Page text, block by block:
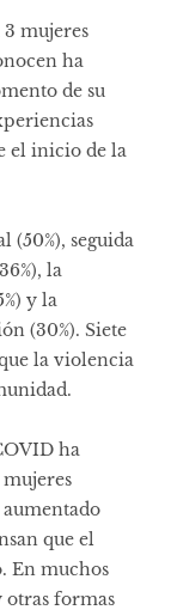
3 mujeres
ha
de su
el inicio de la
(50%), seguida
la
y la
(30%). Siete
la violencia
ha
mujeres
que el
En muchos
otras formas